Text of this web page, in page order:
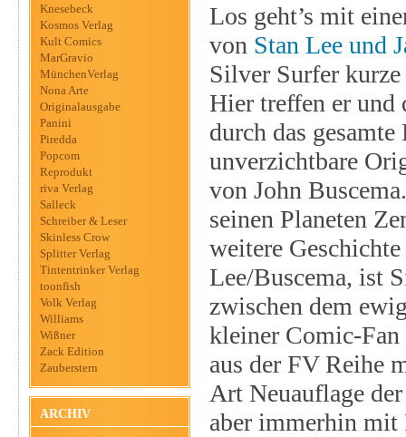
Knesebeck
Kosmos Verlag
Kult Comics
MarGravio
MünchenVerlag
Nona Arte
Originalausgabe
Panini
Piredda
Popcom
Reprodukt
riva Verlag
Salleck
Schreiber & Leser
Skinless Crow
Splitter Verlag
Tintentrinker Verlag
toonfish
Volk Verlag
Williams
Wißner
Zack Edition
Zauberstern
ARCHIV
Los geht’s mit
von Stan Lee und
Silver Surfer
Hier treffen er und
durch das
unverzichtbare
von John
seinen Planeten
weitere
Lee/Buscema, ist
zwischen dem
kleiner Comic-
aus der FV Reihe
Art Neuauflage
aber immerhin